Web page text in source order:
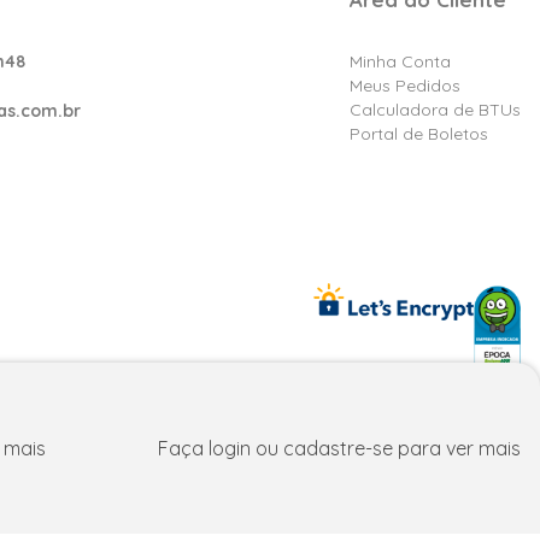
Faça login ou cadastre-se para ver mais
Minha Conta
Meus Pedidos
Calculadora de BTUs
Portal de Boletos
e condições exclusivos para fpatacado.com.br.